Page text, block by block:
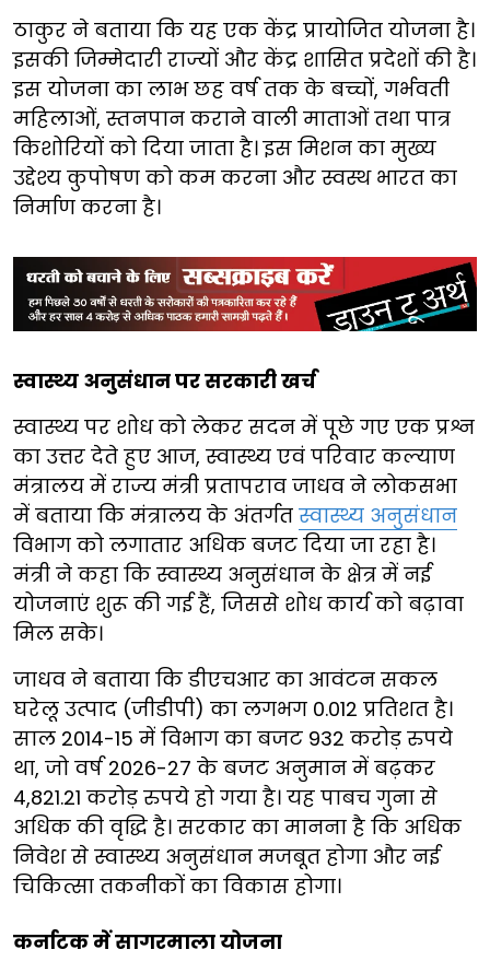
ठाकुर ने बताया कि यह एक केंद्र प्रायोजित योजना है।
इसकी जिम्मेदारी राज्यों और केंद्र शासित प्रदेशों की है।
इस योजना का लाभ छह वर्ष तक के बच्चों, गर्भवती
महिलाओं, स्तनपान कराने वाली माताओं तथा पात्र
किशोरियों को दिया जाता है। इस मिशन का मुख्य
उद्देश्य कुपोषण को कम करना और स्वस्थ भारत का
निर्माण करना है।
स्वास्थ्य अनुसंधान पर सरकारी खर्च
स्वास्थ्य पर शोध को लेकर सदन में पूछे गए एक प्रश्न
का उत्तर देते हुए आज, स्वास्थ्य एवं परिवार कल्याण
मंत्रालय में राज्य मंत्री प्रतापराव जाधव ने लोकसभा
में बताया कि मंत्रालय के अंतर्गत स्वास्थ्य अनुसंधान
विभाग को लगातार अधिक बजट दिया जा रहा है।
मंत्री ने कहा कि स्वास्थ्य अनुसंधान के क्षेत्र में नई
योजनाएं शुरू की गई हैं, जिससे शोध कार्य को बढ़ावा
मिल सके।
जाधव ने बताया कि डीएचआर का आवंटन सकल
घरेलू उत्पाद (जीडीपी) का लगभग 0.012 प्रतिशत है।
साल 2014-15 में विभाग का बजट 932 करोड़ रुपये
था, जो वर्ष 2026-27 के बजट अनुमान में बढ़कर
4,821.21 करोड़ रुपये हो गया है। यह पाबच गुना से
अधिक की वृद्धि है। सरकार का मानना है कि अधिक
निवेश से स्वास्थ्य अनुसंधान मजबूत होगा और नई
चिकित्सा तकनीकों का विकास होगा।
कर्नाटक में सागरमाला योजना